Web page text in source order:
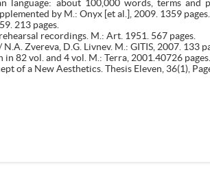
about 100,000 words, terms and
by M.: Onyx [et al.], 2009. 1359 pages.
213 pages.
recordings. M.: Art. 1951. 567 pages.
Zvereva, D.G. Livnev. M.: GITIS, 2007. 133
82 vol. and 4 vol. M.: Terra, 2001.40726 pages.
of a New Aesthetics. Thesis Eleven, 36(1),